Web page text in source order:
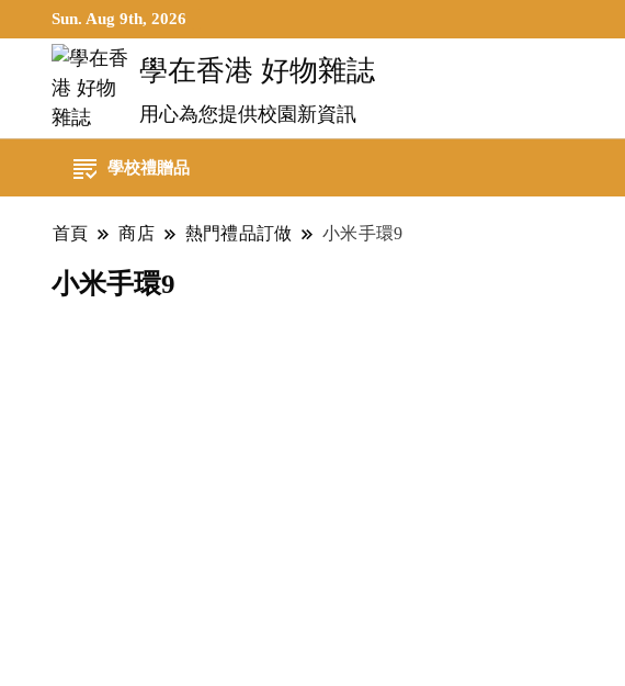
Sun. Aug 9th, 2026
學在香港 好物雜誌
用心為您提供校園新資訊
學校禮贈品
首頁 商店 熱門禮品訂做 小米手環9
小米手環9